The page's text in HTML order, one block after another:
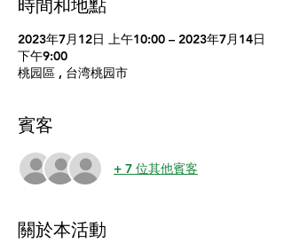
時間和地點
2023年7月12日 上午10:00 – 2023年7月14日
下午9:00
桃园區 , 台湾桃园市
賓客
+ 7 位其他賓客
關於本活動